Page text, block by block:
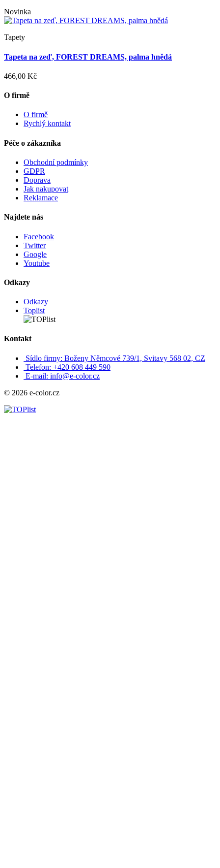
Novinka
Tapety
Tapeta na zeď, FOREST DREAMS, palma hnědá
466,00 Kč
O firmě
O firmě
Rychlý kontakt
Péče o zákazníka
Obchodní podmínky
GDPR
Doprava
Jak nakupovat
Reklamace
Najdete nás
Facebook
Twitter
Google
Youtube
Odkazy
Odkazy
Toplist
Kontakt
Sídlo firmy: Boženy Němcové 739/1, Svitavy 568 02, CZ
Telefon: +420 608 449 590
E-mail: info@e-color.cz
© 2026 e-color.cz